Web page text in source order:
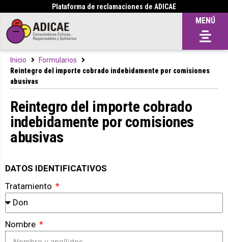
Plataforma de reclamaciones de ADICAE
MENÚ
Inicio
Formularios
Reintegro del importe cobrado indebidamente por comisiones
abusivas
Reintegro del importe cobrado
indebidamente por comisiones
abusivas
DATOS IDENTIFICATIVOS
Tratamiento
Nombre